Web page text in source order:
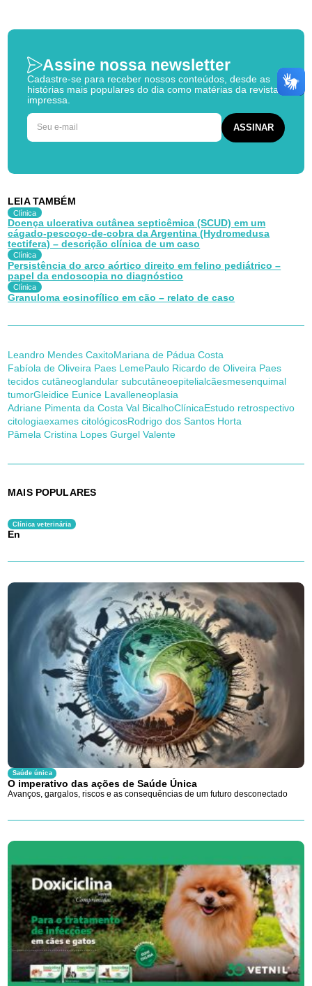
Assine nossa newsletter
Cadastre-se para receber nossos conteúdos, desde as
histórias mais populares do dia como matérias da revista
impressa.
LEIA TAMBÉM
Clínica
Doença ulcerativa cutânea septicêmica (SCUD) em um
cágado-pescoço-de-cobra da Argentina (Hydromedusa
tectifera) – descrição clínica de um caso
Clínica
Persistência do arco aórtico direito em felino pediátrico –
papel da endoscopia no diagnóstico
Clínica
Granuloma eosinofílico em cão – relato de caso
Leandro Mendes CaxitoMariana de Pádua Costa
Fabíola de Oliveira Paes LemePaulo Ricardo de Oliveira Paes
tecidos cutâneoglandular subcutâneoepitelialcãesmesenquimal
tumorGleidice Eunice Lavalleneoplasia
Adriane Pimenta da Costa Val BicalhoClínicaEstudo retrospectivo
citologiaexames citológicosRodrigo dos Santos Horta
Pâmela Cristina Lopes Gurgel Valente
MAIS POPULARES
Clínica veterinária
En
Saúde única
O imperativo das ações de Saúde Única
Avanços, gargalos, riscos e as consequências de um futuro desconectado